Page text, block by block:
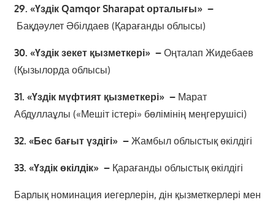
29. «Үздік Qamqor Sharapat орталығы» –
Бақдәулет Әбілдаев (Қарағанды облысы)
30. «Үздік зекет қызметкері» – Оңталап Жидебаев
(Қызылорда облысы)
31. «Үздік мүфтият қызметкері» – Марат
Абдуллаұлы («Мешіт істері» бөлімінің меңгерушісі)
32. «Бес бағыт үздігі» – Жамбыл облыстық өкілдігі
33. «Үздік өкілдік» – Қарағанды облыстық өкілдігі
Барлық номинация иегерлерін, дін қызметкерлері мен